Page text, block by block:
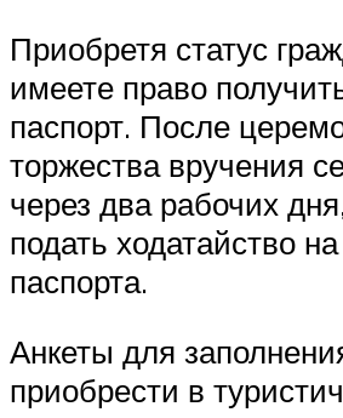
Приобретя статус
имеете право
паспорт. После
торжества вручения
через два рабочих
подать ходатайство
паспорта.
Анкеты для
приобрести в